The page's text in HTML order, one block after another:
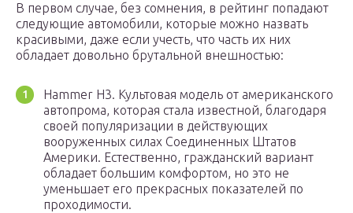
В первом случае, без сомнения, в рейтинг попадают
следующие автомобили, которые можно назвать
красивыми, даже если учесть, что часть их них
обладает довольно брутальной внешностью:
Hammer H3. Культовая модель от американского
автопрома, которая стала известной, благодаря
своей популяризации в действующих
вооруженных силах Соединенных Штатов
Америки. Естественно, гражданский вариант
обладает большим комфортом, но это не
уменьшает его прекрасных показателей по
проходимости.